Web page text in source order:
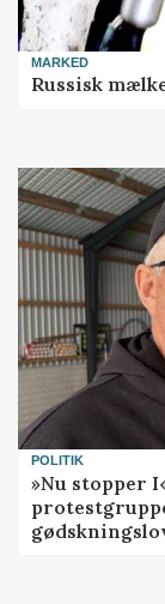
MARKED
Russisk
POLITIK
»Nu stopper